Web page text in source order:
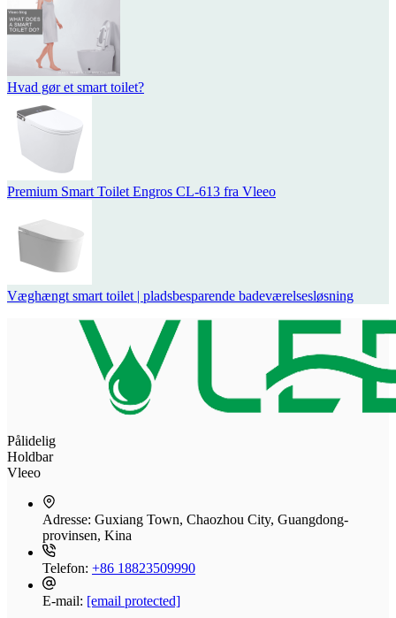
Hvad gør et smart toilet?
Premium Smart Toilet Engros CL-613 fra Vleeo
Væghængt smart toilet | pladsbesparende badeværelsesløsning
Pålidelig
Holdbar
Vleeo
Adresse: Guxiang Town, Chaozhou City, Guangdong-
provinsen, Kina
Telefon: +86 18823509990
E-mail: [email protected]